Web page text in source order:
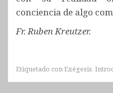
conciencia de algo
Fr. Ruben Kreutzer.
Etiquetado conExégesis,